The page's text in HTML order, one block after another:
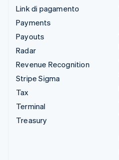
Link di pagamento
Payments
Payouts
Radar
Revenue Recognition
Stripe Sigma
Tax
Terminal
Treasury